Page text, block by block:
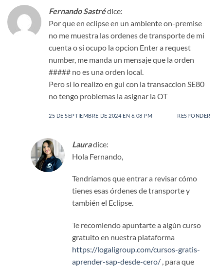
Fernando Sastrédice:
Por que en eclipse en un ambiente on-premise
no me muestra las ordenes de transporte de mi
cuenta o si ocupo la opcion Enter a request
number, me manda un mensaje que la orden
##### no es una orden local.
Pero si lo realizo en gui con la transaccion SE80
no tengo problemas la asignar la OT
25 DE SEPTIEMBRE DE 2024 EN 6:08 PM RESPONDER
Lauradice:
Hola Fernando,
Tendríamos que entrar a revisar cómo
tienes esas órdenes de transporte y
también el Eclipse.
Te recomiendo apuntarte a algún curso
gratuito en nuestra plataforma
https://logaligroup.com/cursos-gratis-
aprender-sap-desde-cero/ , para que